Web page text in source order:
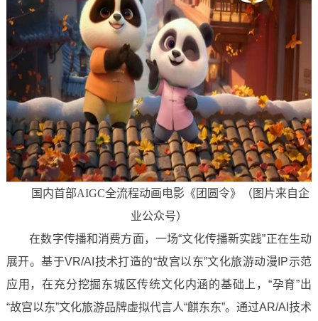
国内首部AIGC全流程动画电影《团圆令》（图片来自企
业公众号）
在数字传播和消费方面，一场“文化传播新实践”正在生动
展开。基于VR/AI技术打造的“故宫以东”文化旅游动漫IP示范
应用，在充分挖掘东城区传统文化内涵的基础上，“孕育”出
“故宫以东”文化旅游品牌虚拟代言人“麒东东”。通过AR/AI技术